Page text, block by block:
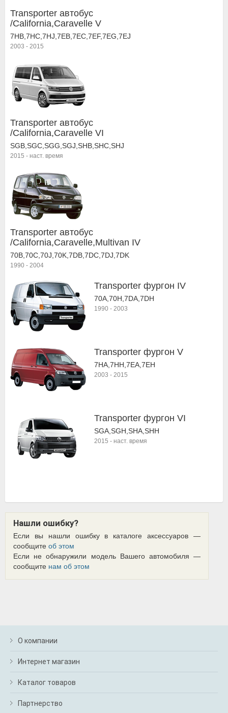
Transporter автобус
/California,Caravelle V
7HB,7HC,7HJ,7EB,7EC,7EF,7EG,7EJ
2003 - 2015
Transporter автобус
/California,Caravelle VI
SGB,SGC,SGG,SGJ,SHB,SHC,SHJ
2015 - наст. время
Transporter автобус
/California,Caravelle,Multivan IV
70B,70C,70J,70K,7DB,7DC,7DJ,7DK
1990 - 2004
Transporter фургон IV
70A,70H,7DA,7DH
1990 - 2003
Transporter фургон V
7HA,7HH,7EA,7EH
2003 - 2015
Transporter фургон VI
SGA,SGH,SHA,SHH
2015 - наст. время
Нашли ошибку?
Если вы нашли ошибку в каталоге аксессуаров —
сообщите об этом
Если не обнаружили модель Вашего автомобиля —
сообщите нам об этом
О компании
Интернет магазин
Каталог товаров
Партнерство